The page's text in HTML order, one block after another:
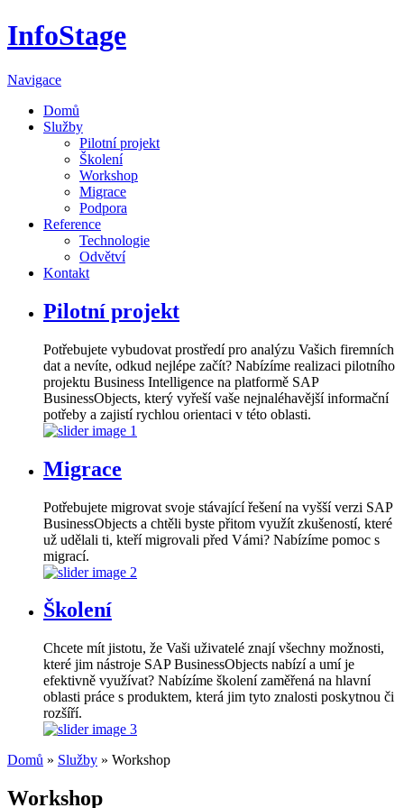
InfoStage
Navigace
Domů
Služby
Pilotní projekt
Školení
Workshop
Migrace
Podpora
Reference
Technologie
Odvětví
Kontakt
Pilotní projekt
Potřebujete vybudovat prostředí pro analýzu Vašich firemních
dat a nevíte, odkud nejlépe začít? Nabízíme realizaci pilotního
projektu Business Intelligence na platformě SAP
BusinessObjects, který vyřeší vaše nejnaléhavější informační
potřeby a zajistí rychlou orientaci v této oblasti.
Migrace
Potřebujete migrovat svoje stávající řešení na vyšší verzi SAP
BusinessObjects a chtěli byste přitom využít zkušeností, které
už udělali ti, kteří migrovali před Vámi? Nabízíme pomoc s
migrací.
Školení
Chcete mít jistotu, že Vaši uživatelé znají všechny možnosti,
které jim nástroje SAP BusinessObjects nabízí a umí je
efektivně využívat? Nabízíme školení zaměřená na hlavní
oblasti práce s produktem, která jim tyto znalosti poskytnou či
rozšíří.
Domů » Služby » Workshop
Workshop